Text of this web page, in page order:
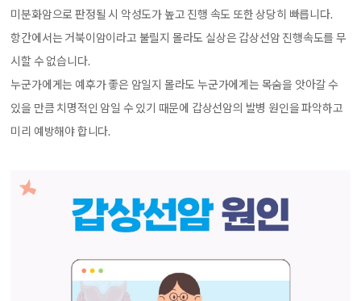
미분화암으로 판정될 시 악성도가 높고 진행 속도 또한 상당히 빠릅니다.
항간에서는 거북이암이라고 불릴지 몰라도 실상은 갑상선암 진행속도를 무
시할 수 없습니다.
누군가에게는 예후가 좋은 암일지 몰라도 누군가에게는 목숨을 앗아갈 수
있을 만큼 치명적인 암일 수 있기 때문에 갑상선암의 발병 원인을 파악하고
미리 예방해야 합니다.